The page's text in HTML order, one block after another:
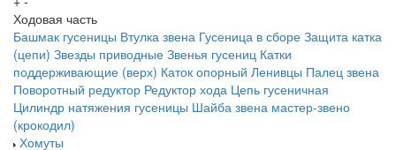
Ходовая часть
Башмак гусеницы Втулка звена Гусеница в сборе Защита катка
(цепи) Звезды приводные Звенья гусениц Катки
поддерживающие (верх) Каток опорный Ленивцы Палец звена
Поворотный редуктор Редуктор хода Цепь гусеничная
Цилиндр натяжения гусеницы Шайба звена мастер-звено
(крокодил)
Хомуты